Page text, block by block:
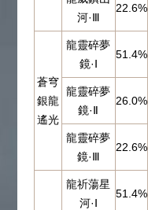
河·Ⅲ
22.6%
蒼穹
銀龍
遙光
龍靈碎夢
鏡·Ⅰ
51.4%
龍靈碎夢
鏡·Ⅱ
26.0%
龍靈碎夢
鏡·Ⅲ
22.6%
龍祈蕩星
河·Ⅰ
51.4%